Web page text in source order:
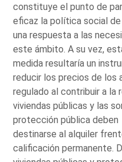
constituye el punto de
eficaz la política social de
una respuesta a las
este ámbito. A su vez,
medida resultaría un
reducir los precios de los
regulado al contribuir a la
viviendas públicas y las
protección pública deben
destinarse al alquiler
calificación permanente.